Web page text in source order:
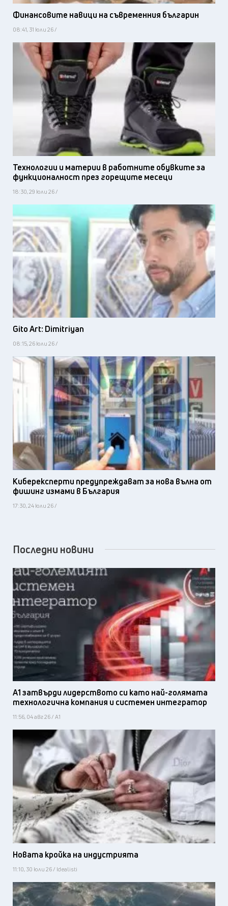
Финансовите навици на съвременния българин
08:41, 31 юли 26 /
Технологии и материи в работните обувките за
функционалност през горещите месеци
18:30, 29 юли 26 /
Gito Art: Dimitriyan
08:15, 26 юли 26 /
Киберексперти предупреждават за нова вълна от
фишинг измами в България
17:30, 24 юли 26 /
Последни новини
А1 затвърди лидерството си като най-голямата
технологична компания и системен интегратор
11:56, 04 авг 26 / А1
Новата кройка на индустрията
11:10, 30 юли 26 / Idealisti